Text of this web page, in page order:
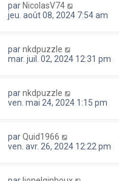
par NicolasV74
jeu. août 08, 2024 7:54 am
parnkdpuzzle
mar. juil. 02, 2024 12:31 pm
parnkdpuzzle
ven. mai 24, 2024 1:15 pm
parQuid1966
ven. avr. 26, 2024 12:22 pm